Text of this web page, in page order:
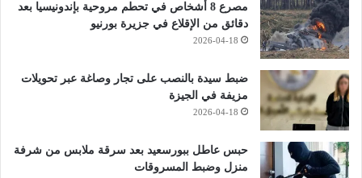
مصرع 8 أشخاص في تحطم مروحية بإندونيسيا بعد
دقائق من الإقلاع في جزيرة بورنيو
2026-04-18
ضبط سيدة بالنصب على تجار وصاغة عبر تحويلات
مزيفة في الجيزة
2026-04-18
حبس عاطل ببورسعيد بعد سرقة ملابس من شرفة
منزل وضبط المسروقات